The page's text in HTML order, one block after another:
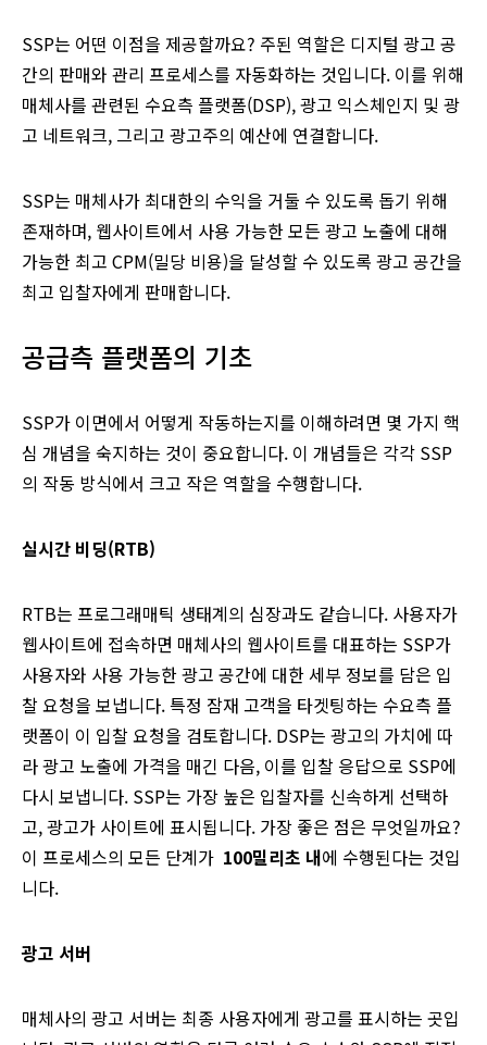
SSP는 어떤 이점을 제공할까요? 주된 역할은 디지털 광고 공
간의 판매와 관리 프로세스를 자동화하는 것입니다. 이를 위해
매체사를 관련된 수요측 플랫폼(DSP), 광고 익스체인지 및 광
고 네트워크, 그리고 광고주의 예산에 연결합니다.
SSP는 매체사가 최대한의 수익을 거둘 수 있도록 돕기 위해
존재하며, 웹사이트에서 사용 가능한 모든 광고 노출에 대해
가능한 최고 CPM(밀당 비용)을 달성할 수 있도록 광고 공간을
최고 입찰자에게 판매합니다.
공급측 플랫폼의 기초
SSP가 이면에서 어떻게 작동하는지를 이해하려면 몇 가지 핵
심 개념을 숙지하는 것이 중요합니다. 이 개념들은 각각 SSP
의 작동 방식에서 크고 작은 역할을 수행합니다.
실시간 비딩(RTB)
RTB는 프로그래매틱 생태계의 심장과도 같습니다. 사용자가
웹사이트에 접속하면 매체사의 웹사이트를 대표하는 SSP가
사용자와 사용 가능한 광고 공간에 대한 세부 정보를 담은 입
찰 요청을 보냅니다. 특정 잠재 고객을 타겟팅하는 수요측 플
랫폼이 이 입찰 요청을 검토합니다. DSP는 광고의 가치에 따
라 광고 노출에 가격을 매긴 다음, 이를 입찰 응답으로 SSP에
다시 보냅니다. SSP는 가장 높은 입찰자를 신속하게 선택하
고, 광고가 사이트에 표시됩니다. 가장 좋은 점은 무엇일까요?
이 프로세스의 모든 단계가 100밀리초 내에 수행된다는 것입
니다.
광고 서버
매체사의 광고 서버는 최종 사용자에게 광고를 표시하는 곳입